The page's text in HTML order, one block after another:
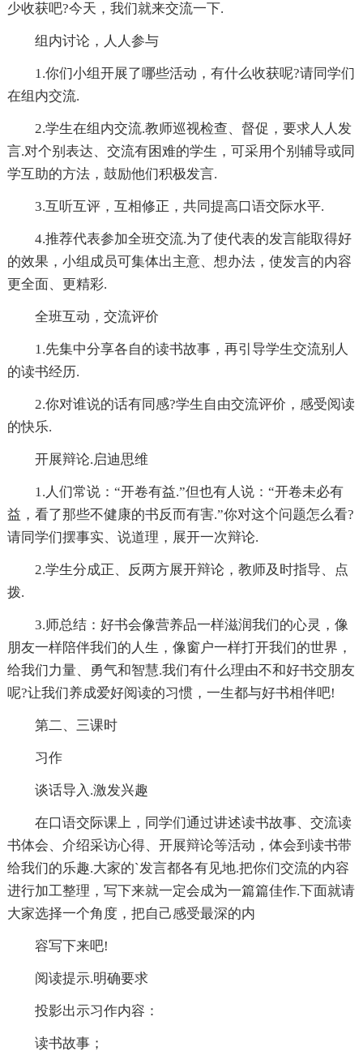
少收获吧?今天，我们就来交流一下.
组内讨论，人人参与
1.你们小组开展了哪些活动，有什么收获呢?请同学们
在组内交流.
2.学生在组内交流.教师巡视检查、督促，要求人人发
言.对个别表达、交流有困难的学生，可采用个别辅导或同
学互助的方法，鼓励他们积极发言.
3.互听互评，互相修正，共同提高口语交际水平.
4.推荐代表参加全班交流.为了使代表的发言能取得好
的效果，小组成员可集体出主意、想办法，使发言的内容
更全面、更精彩.
全班互动，交流评价
1.先集中分享各自的读书故事，再引导学生交流别人
的读书经历.
2.你对谁说的话有同感?学生自由交流评价，感受阅读
的快乐.
开展辩论.启迪思维
1.人们常说：“开卷有益.”但也有人说：“开卷未必有
益，看了那些不健康的书反而有害.”你对这个问题怎么看?
请同学们摆事实、说道理，展开一次辩论.
2.学生分成正、反两方展开辩论，教师及时指导、点
拨.
3.师总结：好书会像营养品一样滋润我们的心灵，像
朋友一样陪伴我们的人生，像窗户一样打开我们的世界，
给我们力量、勇气和智慧.我们有什么理由不和好书交朋友
呢?让我们养成爱好阅读的习惯，一生都与好书相伴吧!
第二、三课时
习作
谈话导入.激发兴趣
在口语交际课上，同学们通过讲述读书故事、交流读
书体会、介绍采访心得、开展辩论等活动，体会到读书带
给我们的乐趣.大家的`发言都各有见地.把你们交流的内容
进行加工整理，写下来就一定会成为一篇篇佳作.下面就请
大家选择一个角度，把自己感受最深的内
容写下来吧!
阅读提示.明确要求
投影出示习作内容：
读书故事；